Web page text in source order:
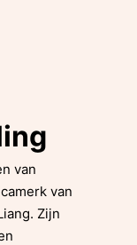
van
van
Zijn